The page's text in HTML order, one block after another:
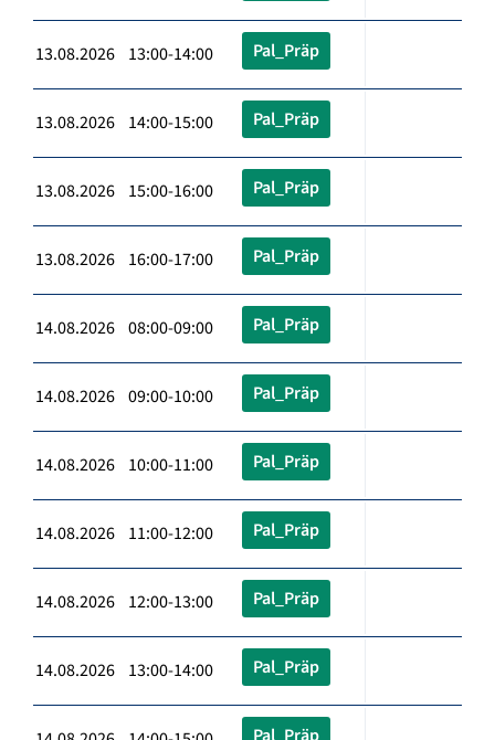
13.08.2026 13:00-14:00 Pal_Präp
13.08.2026 14:00-15:00 Pal_Präp
13.08.2026 15:00-16:00 Pal_Präp
13.08.2026 16:00-17:00 Pal_Präp
14.08.2026 08:00-09:00 Pal_Präp
14.08.2026 09:00-10:00 Pal_Präp
14.08.2026 10:00-11:00 Pal_Präp
14.08.2026 11:00-12:00 Pal_Präp
14.08.2026 12:00-13:00 Pal_Präp
14.08.2026 13:00-14:00 Pal_Präp